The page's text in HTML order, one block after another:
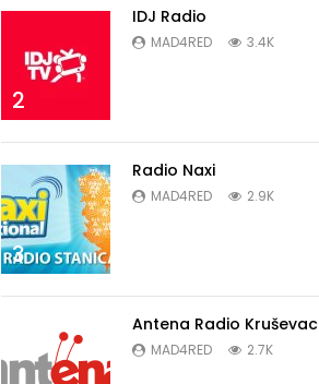
2
IDJ Radio
MAD4RED 3.4K
3
Radio Naxi
MAD4RED 2.9K
Antena Radio Kruševac
MAD4RED 2.7K